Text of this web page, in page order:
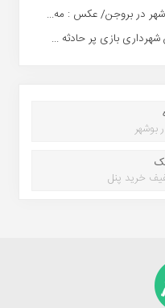
در بروجن/ عکس : مه...
بازی پر حادثه ...